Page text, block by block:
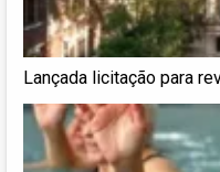
Lançada licitação para